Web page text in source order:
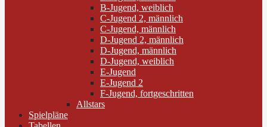
B-Jugend, weiblich
C-Jugend 2, männlich
C-Jugend, männlich
D-Jugend 2, männlich
D-Jugend, männlich
D-Jugend, weiblich
E-Jugend
E-Jugend 2
F-Jugend, fortgeschritten
Allstars
Spielpläne